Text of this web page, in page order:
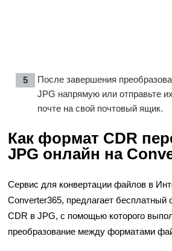
После завершения
JPG напрямую или отправьте
почте на свой почтовый ящик.
Как формат CDR
JPG онлайн на
Сервис для конвертации файлов в
Converter365, предлагает бесплатный
CDR в JPG, с помощью которого
преобразование между форматами